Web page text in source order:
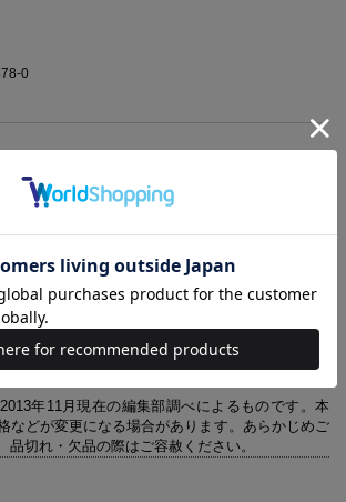
0
。ハワイ在住のデザイナー、カリン・フロスト自
された抱っこひもで、赤ちゃんの体重を両肩と腰
機能だけではなく、デザイン、カラバリも豊富で
の間で話題で憧れのブランド。この人気の抱っこ
ライフスタイルがより快適で、素敵なものに。新
りご紹介します。付録は、抱っこひもをくるくる
ンド公認のエルゴベビー収納パックです。ママ・
いう声で生まれました。
年11月現在の編集部調べによるものです。本
などが変更になる場合があります。あらかじめご
品切れ・欠品の際はご容赦ください。